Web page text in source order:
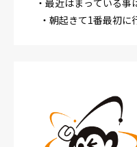
・朝起きて1番最初に